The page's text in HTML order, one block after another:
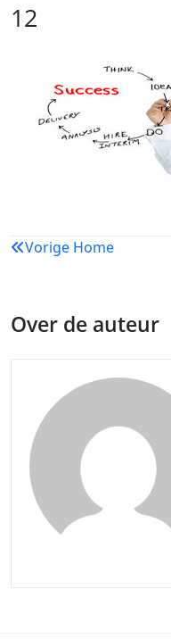
12
Bericht
Vorige Home
Over de auteur